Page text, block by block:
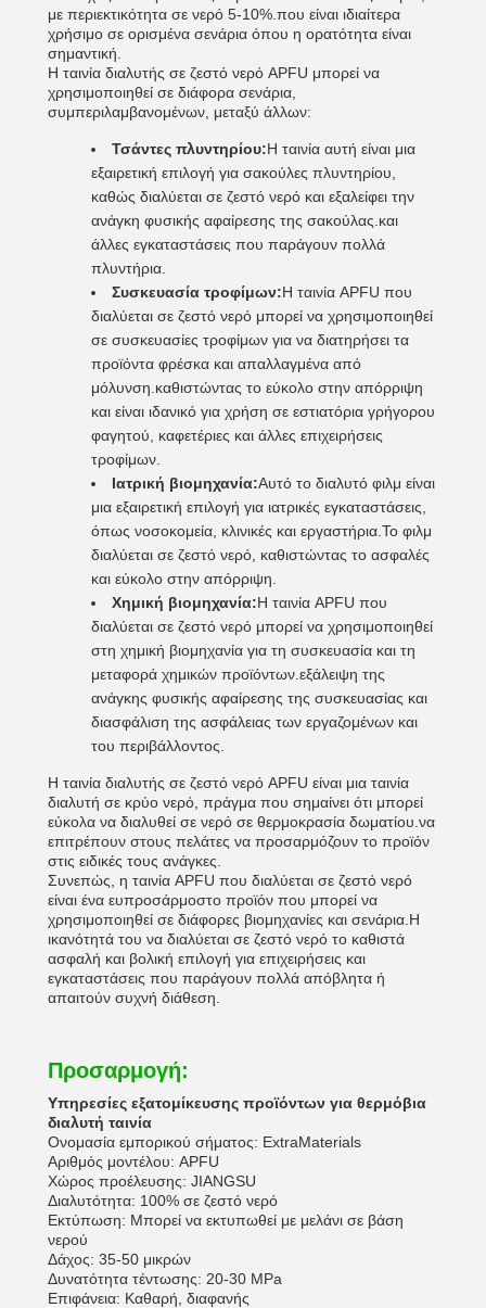
με περιεκτικότητα σε νερό 5-10%.που είναι ιδιαίτερα
χρήσιμο σε ορισμένα σενάρια όπου η ορατότητα είναι
σημαντική.
Η ταινία διαλυτής σε ζεστό νερό APFU μπορεί να
χρησιμοποιηθεί σε διάφορα σενάρια,
συμπεριλαμβανομένων, μεταξύ άλλων:
Τσάντες πλυντηρίου:Η ταινία αυτή είναι μια
εξαιρετική επιλογή για σακούλες πλυντηρίου,
καθώς διαλύεται σε ζεστό νερό και εξαλείφει την
ανάγκη φυσικής αφαίρεσης της σακούλας.και
άλλες εγκαταστάσεις που παράγουν πολλά
πλυντήρια.
Συσκευασία τροφίμων:Η ταινία APFU που
διαλύεται σε ζεστό νερό μπορεί να χρησιμοποιηθεί
σε συσκευασίες τροφίμων για να διατηρήσει τα
προϊόντα φρέσκα και απαλλαγμένα από
μόλυνση.καθιστώντας το εύκολο στην απόρριψη
και είναι ιδανικό για χρήση σε εστιατόρια γρήγορου
φαγητού, καφετέριες και άλλες επιχειρήσεις
τροφίμων.
Ιατρική βιομηχανία:Αυτό το διαλυτό φιλμ είναι
μια εξαιρετική επιλογή για ιατρικές εγκαταστάσεις,
όπως νοσοκομεία, κλινικές και εργαστήρια.Το φιλμ
διαλύεται σε ζεστό νερό, καθιστώντας το ασφαλές
και εύκολο στην απόρριψη.
Χημική βιομηχανία:Η ταινία APFU που
διαλύεται σε ζεστό νερό μπορεί να χρησιμοποιηθεί
στη χημική βιομηχανία για τη συσκευασία και τη
μεταφορά χημικών προϊόντων.εξάλειψη της
ανάγκης φυσικής αφαίρεσης της συσκευασίας και
διασφάλιση της ασφάλειας των εργαζομένων και
του περιβάλλοντος.
Η ταινία διαλυτής σε ζεστό νερό APFU είναι μια ταινία
διαλυτή σε κρύο νερό, πράγμα που σημαίνει ότι μπορεί
εύκολα να διαλυθεί σε νερό σε θερμοκρασία δωματίου.να
επιτρέπουν στους πελάτες να προσαρμόζουν το προϊόν
στις ειδικές τους ανάγκες.
Συνεπώς, η ταινία APFU που διαλύεται σε ζεστό νερό
είναι ένα ευπροσάρμοστο προϊόν που μπορεί να
χρησιμοποιηθεί σε διάφορες βιομηχανίες και σενάρια.Η
ικανότητά του να διαλύεται σε ζεστό νερό το καθιστά
ασφαλή και βολική επιλογή για επιχειρήσεις και
εγκαταστάσεις που παράγουν πολλά απόβλητα ή
απαιτούν συχνή διάθεση.
Προσαρμογή:
Υπηρεσίες εξατομίκευσης προϊόντων για θερμόβια
διαλυτή ταινία
Ονομασία εμπορικού σήματος: ExtraMaterials
Αριθμός μοντέλου: APFU
Χώρος προέλευσης: JIANGSU
Διαλυτότητα: 100% σε ζεστό νερό
Εκτύπωση: Μπορεί να εκτυπωθεί με μελάνι σε βάση
νερού
Δάχος: 35-50 μικρών
Δυνατότητα τέντωσης: 20-30 MPa
Επιφάνεια: Καθαρή, διαφανής